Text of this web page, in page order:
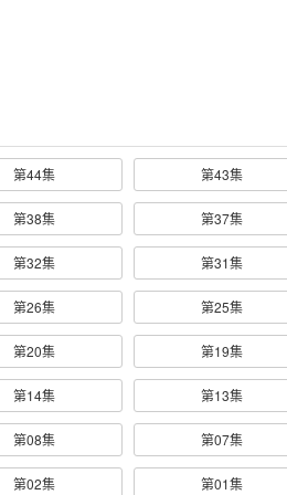
第44集 第43集
第38集 第37集
第32集 第31集
第26集 第25集
第20集 第19集
第14集 第13集
第08集 第07集
第02集 第01集